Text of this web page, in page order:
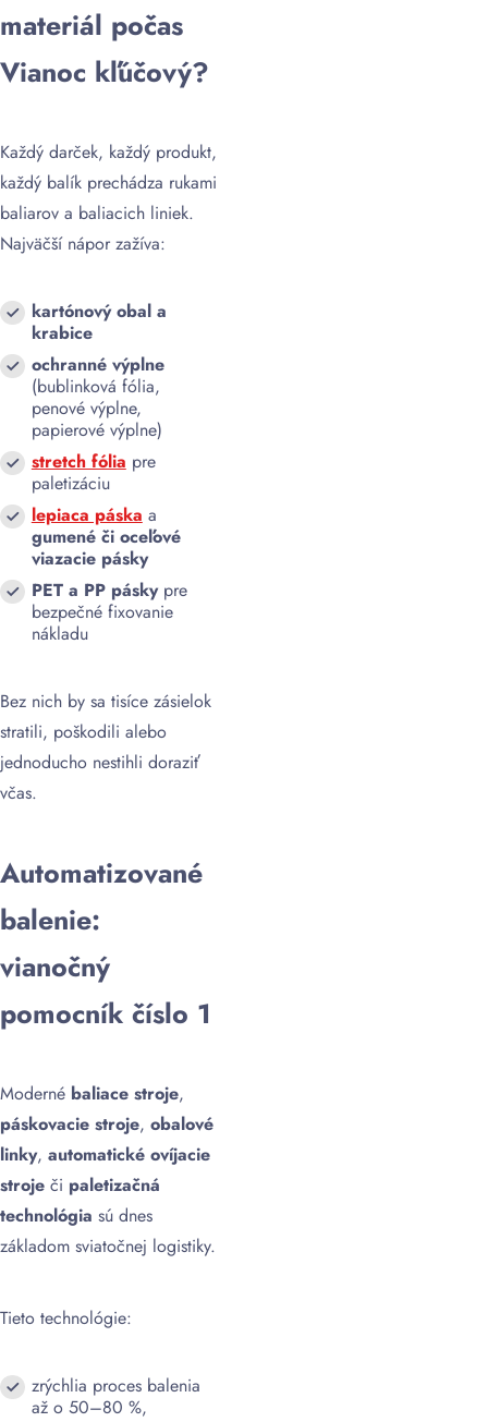
materiál počas
Vianoc kľúčový?
Každý darček, každý produkt,
každý balík prechádza rukami
baliarov a baliacich liniek.
Najväčší nápor zažíva:
kartónový obal a
krabice
ochranné výplne
(bublinková fólia,
penové výplne,
papierové výplne)
stretch fólia pre
paletizáciu
lepiaca páska a
gumené či oceľové
viazacie pásky
PET a PP páskypre
bezpečné fixovanie
nákladu
Bez nich by sa tisíce zásielok
stratili, poškodili alebo
jednoducho nestihli doraziť
včas.
Automatizované
balenie:
vianočný
pomocník číslo 1
Moderné baliace stroje,
páskovacie stroje, obalové
linky, automatické ovíjacie
stroje či paletizačná
technológia sú dnes
základom sviatočnej logistiky.
Tieto technológie:
zrýchlia proces balenia
až o 50–80 %,